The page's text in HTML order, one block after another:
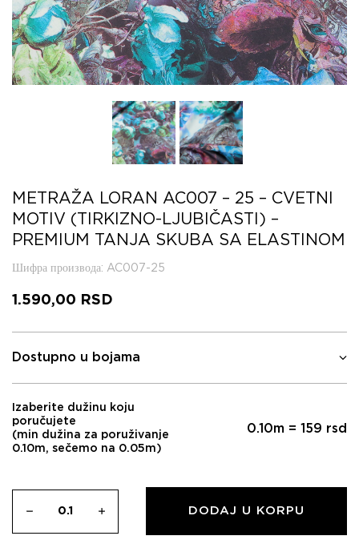
METRAŽA LORAN AC007 – 25 – CVETNI
MOTIV (TIRKIZNO-LJUBIČASTI) –
PREMIUM TANJA SKUBA SA ELASTINOM
Шифра производа: AC007-25
1.590,00 RSD
Dostupno u bojama
Izaberite dužinu koju
poručujete
(min dužina za poruživanje
0.10m, sečemo na 0.05m)
0.10m = 159 rsd
DODAJ U KORPU